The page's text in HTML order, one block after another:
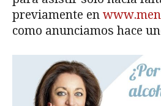
previamente en
como anunciamos hace